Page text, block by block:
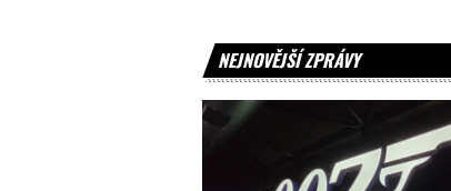
NEJNOVĚJŠÍ ZPRÁVY